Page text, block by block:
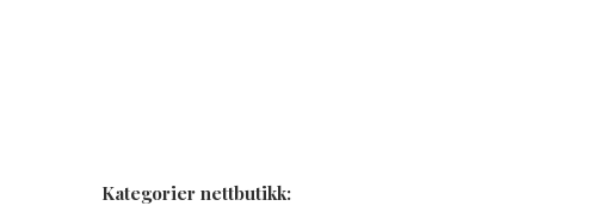
Kategorier nettbutikk: